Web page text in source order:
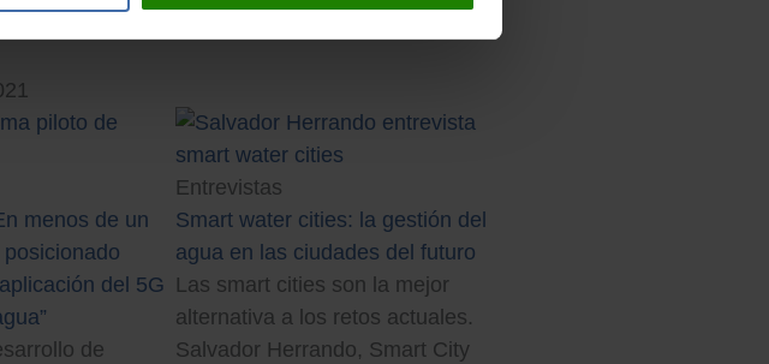
menos de un
del 5G
de
Entrevistas
Smart water cities: la gestión del
agua en las ciudades del futuro
Las smart cities son la mejor
alternativa a los retos actuales.
Salvador Herrando, Smart City